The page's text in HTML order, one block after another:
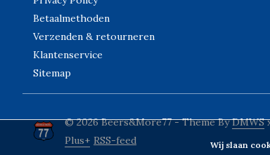
Betaalmethoden
Verzenden & retourneren
Klantenservice
Sitemap
© 2026 Beers&More77 - Theme ByDMWS
Plus+ RSS-feed Wij slaan